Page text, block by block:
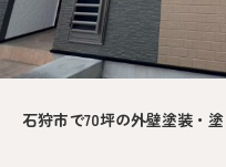
石狩市で70坪の外壁塗装・